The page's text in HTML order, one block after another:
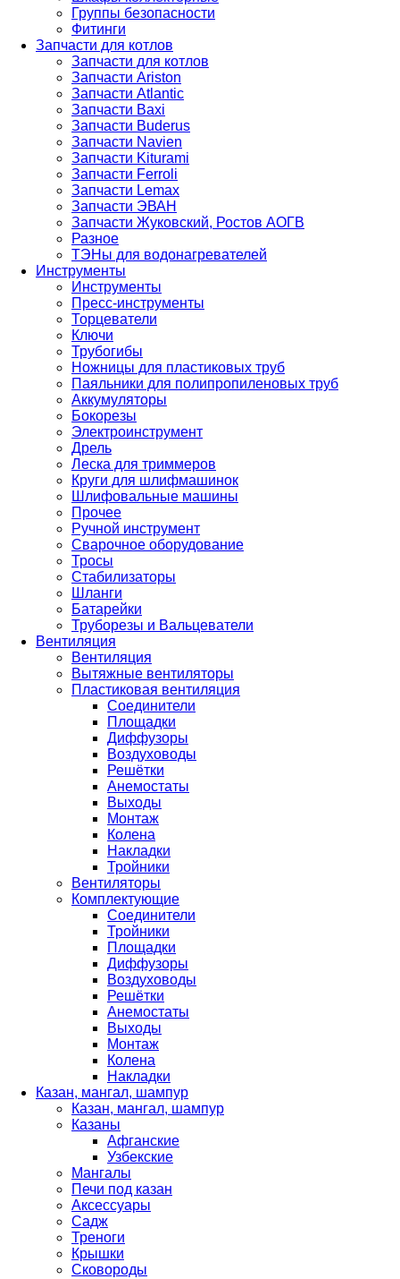
Группы безопасности
Фитинги
Запчасти для котлов
Запчасти для котлов
Запчасти Ariston
Запчасти Atlantic
Запчасти Baxi
Запчасти Buderus
Запчасти Navien
Запчасти Kiturami
Запчасти Ferroli
Запчасти Lemax
Запчасти ЭВАН
Запчасти Жуковский, Ростов АОГВ
Разное
ТЭНы для водонагревателей
Инструменты
Инструменты
Пресс-инструменты
Торцеватели
Ключи
Трубогибы
Ножницы для пластиковых труб
Паяльники для полипропиленовых труб
Аккумуляторы
Бокорезы
Электроинструмент
Дрель
Леска для триммеров
Круги для шлифмашинок
Шлифовальные машины
Прочее
Ручной инструмент
Сварочное оборудование
Тросы
Стабилизаторы
Шланги
Батарейки
Труборезы и Вальцеватели
Вентиляция
Вентиляция
Вытяжные вентиляторы
Пластиковая вентиляция
Соединители
Площадки
Диффузоры
Воздуховоды
Решётки
Анемостаты
Выходы
Монтаж
Колена
Накладки
Тройники
Вентиляторы
Комплектующие
Соединители
Тройники
Площадки
Диффузоры
Воздуховоды
Решётки
Анемостаты
Выходы
Монтаж
Колена
Накладки
Казан, мангал, шампур
Казан, мангал, шампур
Казаны
Афганские
Узбекские
Мангалы
Печи под казан
Аксессуары
Садж
Треноги
Крышки
Сковороды